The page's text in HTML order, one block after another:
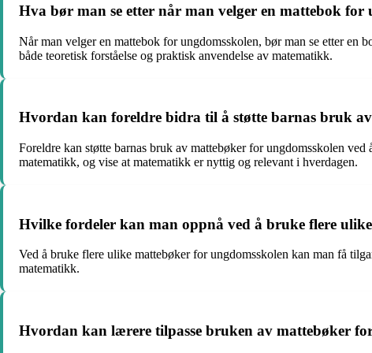
Hva bør man se etter når man velger en mattebok for
Når man velger en mattebok for ungdomsskolen, bør man se etter
både teoretisk forståelse og praktisk anvendelse av matematikk.
Hvordan kan foreldre bidra til å støtte barnas bruk
Foreldre kan støtte barnas bruk av mattebøker for ungdomsskolen
matematikk, og vise at matematikk er nyttig og relevant i hverdagen.
Hvilke fordeler kan man oppnå ved å bruke flere
Ved å bruke flere ulike mattebøker for ungdomsskolen kan man få
matematikk.
Hvordan kan lærere tilpasse bruken av mattebøker